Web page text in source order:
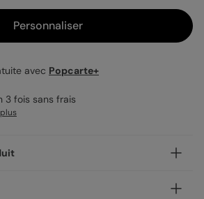
Personnaliser
avec Popcarte+
3 fois sans frais
carte d'amour Unique bleu, disponible